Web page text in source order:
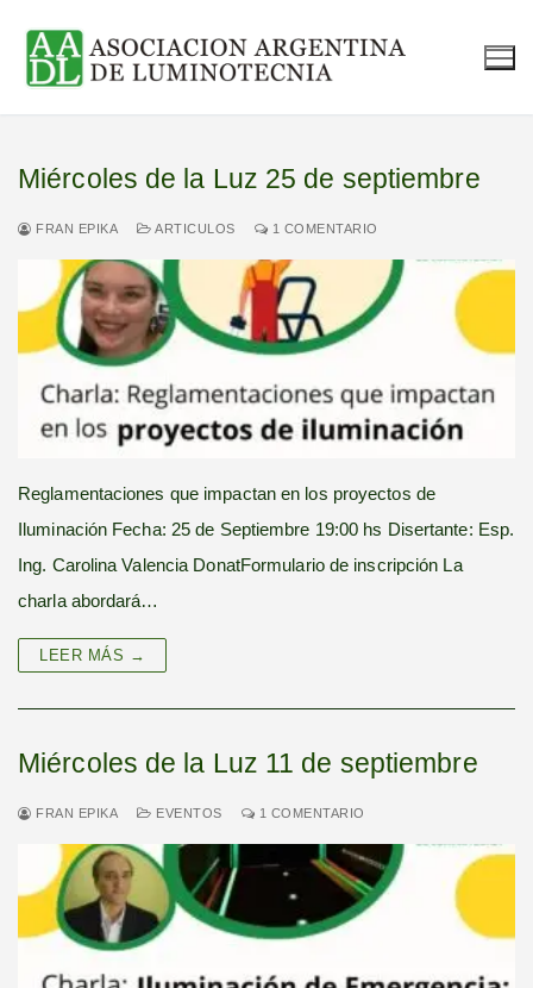
contenido
Miércoles de la Luz 25 de septiembre
FRAN EPIKA ARTICULOS 1 COMENTARIO
Reglamentaciones que impactan en los proyectos de
Iluminación Fecha: 25 de Septiembre 19:00 hs Disertante: Esp.
Ing. Carolina Valencia DonatFormulario de inscripción La
charla abordará…
LEER MÁS →
Miércoles de la Luz 11 de septiembre
FRAN EPIKA EVENTOS 1 COMENTARIO